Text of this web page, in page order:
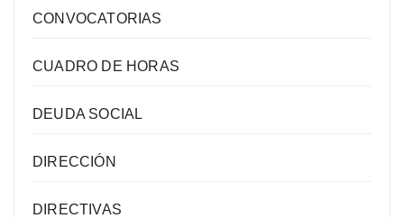
CONVOCATORIAS
CUADRO DE HORAS
DEUDA SOCIAL
DIRECCIÓN
DIRECTIVAS